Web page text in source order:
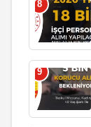
8
9